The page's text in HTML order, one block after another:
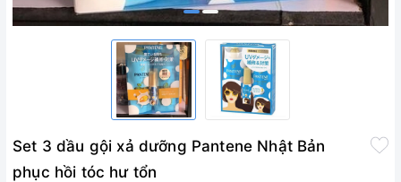
Set 3 dầu gội xả dưỡng Pantene Nhật Bản
phục hồi tóc hư tổn